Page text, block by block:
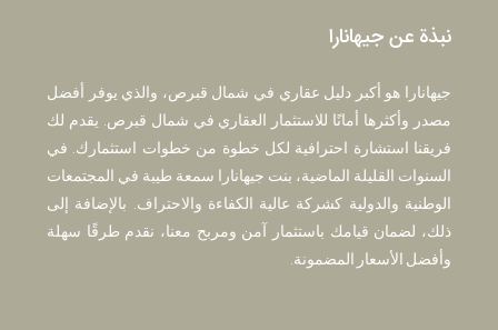
نبذة عن جيهانارا
جيهانارا هو أكبر دليل عقاري في شمال قبرص، والذي يوفر أفضل
مصدر وأكثرها أمانًا للاستثمار العقاري في شمال قبرص. يقدم لك
فريقنا استشارة احترافية لكل خطوة من خطوات استثمارك. في
السنوات القليلة الماضية، بنت جيهانارا سمعة طيبة في المجتمعات
الوطنية والدولية كشركة عالية الكفاءة والاحتراف. بالإضافة إلى
ذلك، لضمان قيامك باستثمار آمن ومربح معنا، نقدم طرقًا سهلة
وأفضل الأسعار المضمونة.